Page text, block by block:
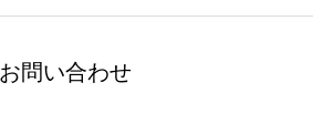
お問い合わせ